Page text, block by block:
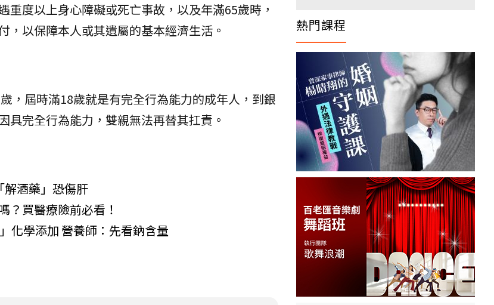
度以上身心障礙或死亡事故，以及年滿65歲時，
，以保障本人或其遺屬的基本經濟生活。
，屆時滿18歲就是有完全行為能力的成年人，到銀
完全行為能力，雙親無法再替其扛責。
解酒藥」恐傷肝
？買醫療險前必看！
化學添加 營養師：先看鈉含量
熱門課程